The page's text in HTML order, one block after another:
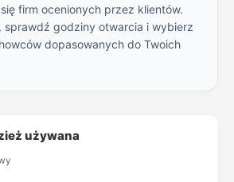
firm ocenionych przez klientów.
sprawdź godziny otwarcia i wybierz
dopasowanych do Twoich
używana